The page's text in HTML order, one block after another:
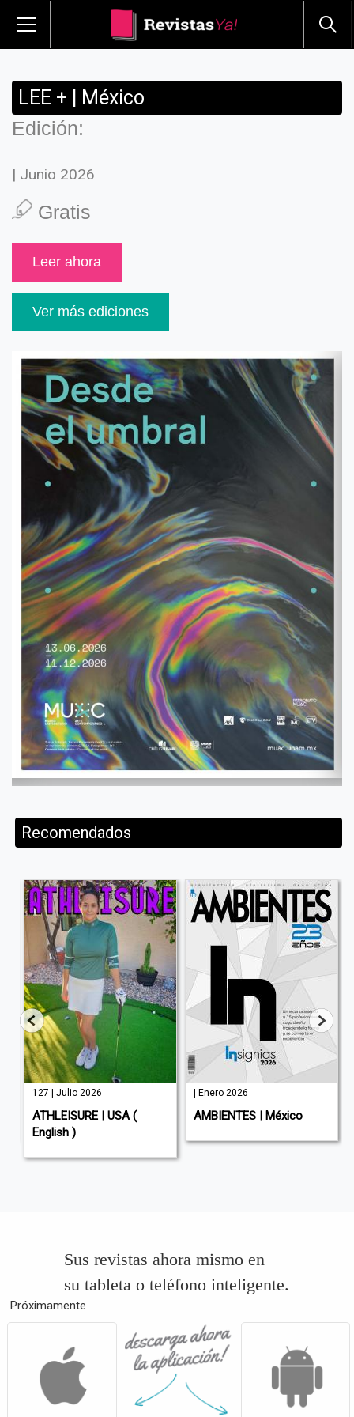
LEE + | México
Edición:
| Junio 2026
Gratis
Leer ahora
Ver más ediciones
Recomendados
127 | Julio 2026
ATHLEISURE | USA (
English )
| Enero 2026
AMBIENTES | México
Sus revistas ahora mismo en
su tableta o teléfono inteligente.
Próximamente